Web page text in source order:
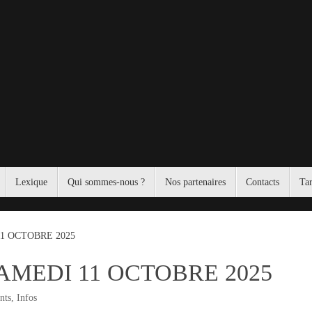
Lexique Qui sommes-nous ? Nos partenaires Contacts
OCTOBRE 2025
11 OCTOBRE 2025
, Infos